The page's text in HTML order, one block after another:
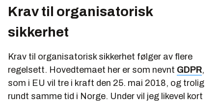
Krav til organisatorisk
sikkerhet
Krav til organisatorisk sikkerhet følger av flere
regelsett. Hovedtemaet her er som nevnt GDPR,
som i EU vil tre i kraft den 25. mai 2018, og trolig
rundt samme tid i Norge. Under vil jeg likevel kort